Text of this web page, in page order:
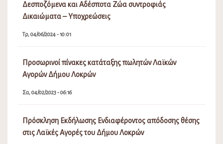
Δεσποζόμενα και Αδέσποτα Ζώα συντροφιάς
Δικαιώματα – Υποχρεώσεις
Τρ, 04/06/2024 - 10:01
Προσωρινοί πίνακες κατάταξης πωλητών Λαϊκών
Αγορών Δήμου Λοκρών
Σα, 04/02/2023 - 06:16
Πρόσκληση Εκδήλωσης Ενδιαφέροντος απόδοσης θέσης
στις Λαϊκές Αγορές του Δήμου Λοκρών